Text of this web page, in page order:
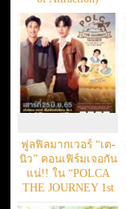
ฟูลฟิลมากเวอร์ “เต-
นิว” คอนเฟิร์มเจอกัน
แน่!! ใน “POLCA
THE JOURNEY 1st
FAN MEETING IN